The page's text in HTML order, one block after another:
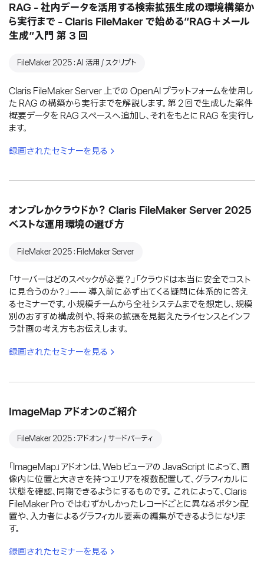
RAG - 社内データを活用する検索拡張生成の環境構築か
ら実行まで - Claris FileMaker で始める“RAG＋メール
生成”入門 第 3 回
FileMaker 2025：AI 活用 / スクリプト
Claris FileMaker Server 上での OpenAI プラットフォームを使用し
た RAG の構築から実行までを解説します。第 2 回で生成した案件
概要データを RAG スペースへ追加し、それをもとに RAG を実行し
ます。
録画されたセミナーを見る
オンプレかクラウドか？ Claris FileMaker Server 2025
ベストな運用環境の選び方
FileMaker 2025：FileMaker Server
「サーバーはどのスペックが必要？」「クラウドは本当に安全でコスト
に見合うのか？」―― 導入前に必ず出てくる疑問に体系的に答え
るセミナーです。小規模チームから全社システムまでを想定し、規模
別のおすすめ構成例や、将来の拡張を見据えたライセンスとインフ
ラ計画の考え方もお伝えします。
録画されたセミナーを見る
ImageMap アドオンのご紹介
FileMaker 2025：アドオン / サードパーティ
「ImageMap」アドオンは、Web ビューアの JavaScript によって、画
像内に位置と大きさを持つエリアを複数配置して、グラフィカルに
状態を確認、同期できるようにするものです。 これによって、Claris
FileMaker Pro ではむずかしかったレコードごとに異なるボタン配
置や、入力者によるグラフィカル要素の編集ができるようになりま
す。
録画されたセミナーを見る